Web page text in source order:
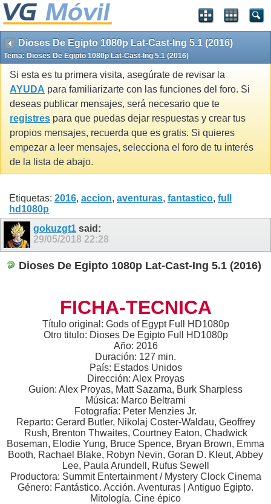
Dioses De Egipto 1080p Lat-Cast-Ing 5.1 (2016)
Tema: Dioses De Egipto 1080p Lat-Cast-Ing 5.1 (2016)
Si esta es tu primera visita, asegúrate de revisar la
AYUDA para familiarizarte con las funciones del foro. Si
deseas publicar mensajes, será necesario que te
registres para que puedas dejar respuestas y crear tus
propios mensajes, recuerda que es gratis. Si quieres
empezar a leer mensajes, selecciona el foro de tu interés
de la lista de abajo.
Etiquetas: 2016, accion, aventuras, fantastico, full
hd1080p
gokuzgt1 said:
29/05/2018 22:28
Dioses De Egipto 1080p Lat-Cast-Ing 5.1 (2016)
FICHA-TECNICA
Título original: Gods of Egypt Full HD1080p
Otro titulo: Dioses De Egipto Full HD1080p
Año: 2016
Duración: 127 min.
País: Estados Unidos
Dirección: Alex Proyas
Guion: Alex Proyas, Matt Sazama, Burk Sharpless
Música: Marco Beltrami
Fotografía: Peter Menzies Jr.
Reparto: Gerard Butler, Nikolaj Coster-Waldau, Geoffrey
Rush, Brenton Thwaites, Courtney Eaton, Chadwick
Boseman, Elodie Yung, Bruce Spence, Bryan Brown, Emma
Booth, Rachael Blake, Robyn Nevin, Goran D. Kleut, Abbey
Lee, Paula Arundell, Rufus Sewell
Productora: Summit Entertainment / Mystery Clock Cinema
Género: Fantástico. Acción. Aventuras | Antiguo Egipto.
Mitología. Cine épico